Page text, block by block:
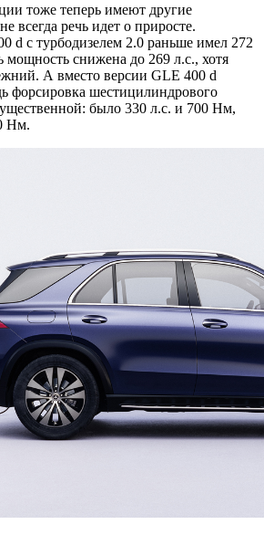
тоже теперь имеют другие
всегда речь идет о приросте.
d с турбодизелем 2.0 раньше имел 272
мощность снижена до 269 л.с., хотя
А вместо версии GLE 400 d
форсировка шестицилиндрового
было 330 л.с. и 700 Нм,
Нм.